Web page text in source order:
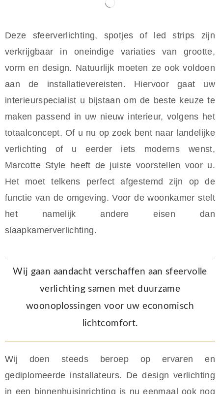
Deze sfeerverlichting, spotjes of led strips zijn
verkrijgbaar in oneindige variaties van grootte,
vorm en design. Natuurlijk moeten ze ook voldoen
aan de installatievereisten. Hiervoor gaat uw
interieurspecialist u bijstaan om de beste keuze te
maken passend in uw nieuw interieur, volgens het
totaalconcept. Of u nu op zoek bent naar landelijke
verlichting of u eerder iets moderns wenst,
Marcotte Style heeft de juiste voorstellen voor u.
Het moet telkens perfect afgestemd zijn op de
functie van de omgeving. Voor de woonkamer stelt
het namelijk andere eisen dan
slaapkamerverlichting.
Wij gaan aandacht verschaffen aan sfeervolle
verlichting samen met duurzame
woonoplossingen voor uw economisch
lichtcomfort.
Wij doen steeds beroep op ervaren en
gediplomeerde installateurs. De design verlichting
in een binnenhuisinrichting is nu eenmaal ook nog